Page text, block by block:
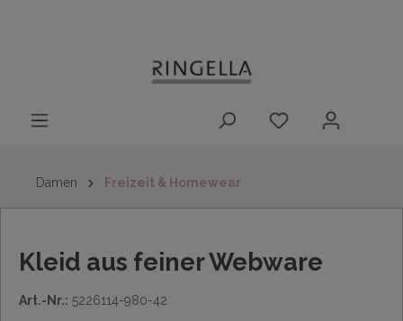
Damen Freizeit & Homewear
Kleid aus feiner Webware
Art.-Nr.: 5226114-980-42